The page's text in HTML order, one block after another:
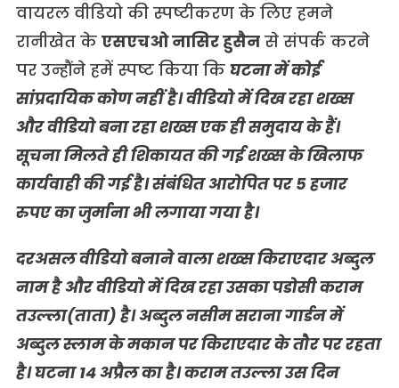
वायरल वीडियो की स्पष्टीकरण के लिए हमने
रानीखेत के एसएचओ नासिर हुसैनसे संपर्क करने
पर उन्हौंने हमें स्पष्ट किया कि घटना में कोई
सांप्रदायिक कोण नहीं है। वीडियो में दिख रहा शख्स
और वीडियो बना रहा शख्स एक ही समुदाय के हैं।
सूचना मिलते ही शिकायत की गई शख्स के खिलाफ
कार्यवाही की गई है। संबंधित आरोपित पर 5 हजार
रुपए का जुर्माना भी लगाया गया है।
दरअसल वीडियो बनाने वाला शख्स किराएदार अब्दुल
नाम है और वीडियो में दिख रहा उसका पडोसी कराम
तउल्ला(ताता) है। अब्दुल नसीम सराना गार्डन में
अब्दुल स्लाम के मकान पर किराएदार के तौर पर रहता
है। घटना 14 अप्रैल का है। कराम तउल्ला उस दिन